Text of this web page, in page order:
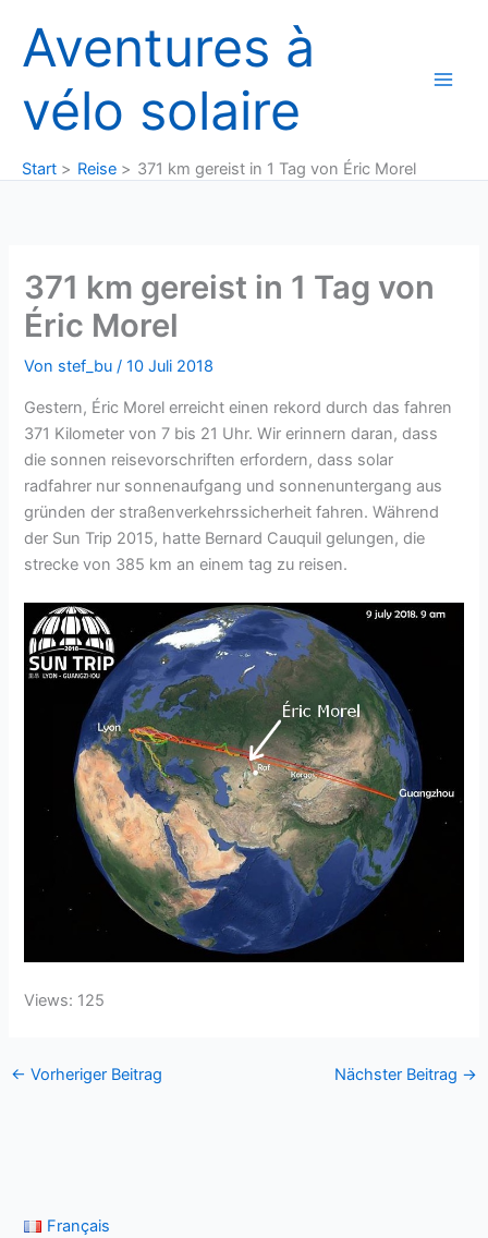
Inhalt
springen
Aventures à
vélo solaire
Start Reise 371 km gereist in 1 Tag von Éric Morel
371 km gereist in 1 Tag von
Éric Morel
Von stef_bu/10 Juli 2018
Gestern, Éric Morel erreicht einen rekord durch das fahren
371 Kilometer von 7 bis 21 Uhr. Wir erinnern daran, dass
die sonnen reisevorschriften erfordern, dass solar
radfahrer nur sonnenaufgang und sonnenuntergang aus
gründen der straßenverkehrssicherheit fahren. Während
der Sun Trip 2015, hatte Bernard Cauquil gelungen, die
strecke von 385 km an einem tag zu reisen.
Views: 125
← Vorheriger Beitrag Nächster Beitrag →
Français